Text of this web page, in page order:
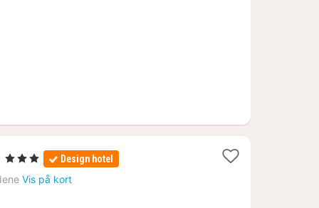
1
nat
fra
, 3 Stjerner Design hotel
Vis på kort